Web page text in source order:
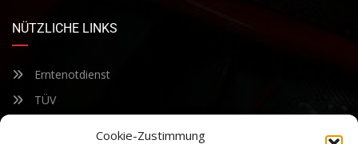
Cookie-Zustimmung
NÜTZLICHE LINKS
Erntenotdienst
TÜV